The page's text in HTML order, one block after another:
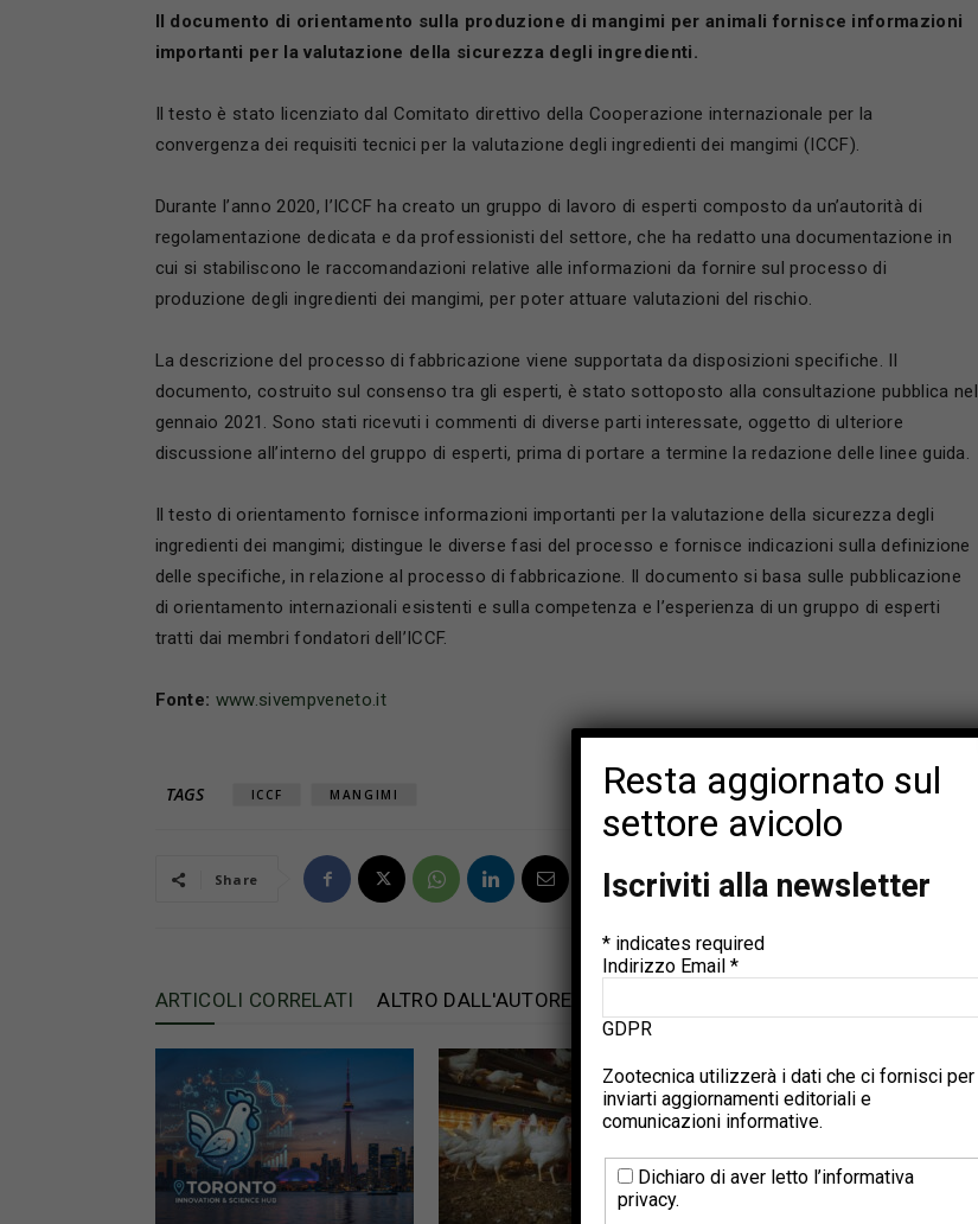
Il documento di orientamento sulla produzione di mangimi per animali fornisce informazioni
importanti per la valutazione della sicurezza degli ingredienti.
Il testo è stato licenziato dal Comitato direttivo della Cooperazione internazionale per la
convergenza dei requisiti tecnici per la valutazione degli ingredienti dei mangimi (ICCF).
Durante l’anno 2020, l’ICCF ha creato un gruppo di lavoro di esperti composto da un’autorità di
regolamentazione dedicata e da professionisti del settore, che ha redatto una documentazione in
cui si stabiliscono le raccomandazioni relative alle informazioni da fornire sul processo di
produzione degli ingredienti dei mangimi, per poter attuare valutazioni del rischio.
La descrizione del processo di fabbricazione viene supportata da disposizioni specifiche. Il
documento, costruito sul consenso tra gli esperti, è stato sottoposto alla consultazione pubblica nel
gennaio 2021. Sono stati ricevuti i commenti di diverse parti interessate, oggetto di ulteriore
discussione all’interno del gruppo di esperti, prima di portare a termine la redazione delle linee guida.
Il testo di orientamento fornisce informazioni importanti per la valutazione della sicurezza degli
ingredienti dei mangimi; distingue le diverse fasi del processo e fornisce indicazioni sulla definizione
delle specifiche, in relazione al processo di fabbricazione. Il documento si basa sulle pubblicazione
di orientamento internazionali esistenti e sulla competenza e l’esperienza di un gruppo di esperti
tratti dai membri fondatori dell’ICCF.
Fonte: www.sivempveneto.it
TAGS ICCF MANGIMI
Share
ARTICOLI CORRELATI ALTRO DALL'AUTORE
Resta aggiornato sul
settore avicolo
Iscriviti alla newsletter
* indicates required
Indirizzo Email *
GDPR
Zootecnica utilizzerà i dati che ci fornisci per
inviarti aggiornamenti editoriali e
comunicazioni informative.
Dichiaro di aver letto l’informativa
privacy.